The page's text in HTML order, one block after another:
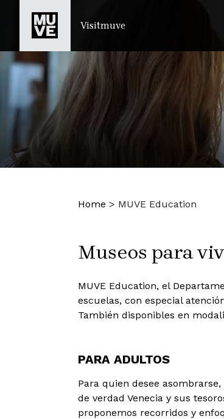
IR AL CONTENIDO PRINCIPAL
Visitmuve
Home > MUVE Education
Museos para
MUVE Education, el
escuelas, con especial
También disponibles en
PARA ADULTOS
Para quien desee
de verdad Venecia y sus
proponemos recorridos y